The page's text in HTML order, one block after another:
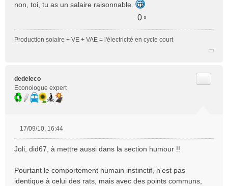
non, toi, tu as un salaire raisonnable.
0 x
Production solaire + VE + VAE = l'électricité en cycle court
dedeleco
Econologue expert
s
a
g
17/09/10, 16:44
Joli, did67, à mettre aussi dans la section humour !!
Pourtant le comportement humain instinctif, n'est pas
identique à celui des rats, mais avec des points communs,